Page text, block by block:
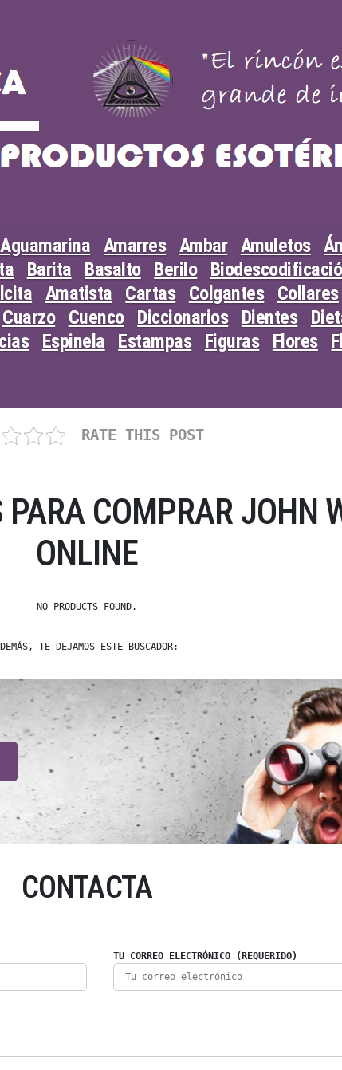
Aguamarina Amarres Ambar Amuletos
Barita Basalto Berilo
Amatista Cartas Colgantes Collares
Cuarzo Cuenco Diccionarios Dientes
Espinela Estampas Figuras Flores
RATE THIS POST
PARA COMPRAR JOHN
ONLINE
NO PRODUCTS FOUND.
TE DEJAMOS ESTE BUSCADOR:
CONTACTA
TU CORREO ELECTRÓNICO (REQUERIDO)